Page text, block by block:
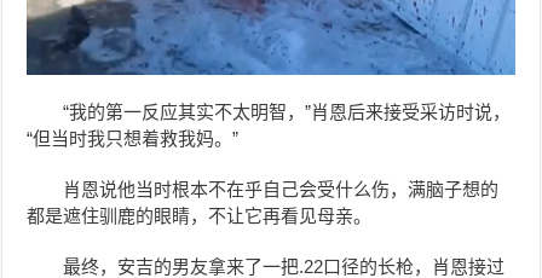
“我的第一反应其实不太明智，”肖恩后来接受采访时说，
“但当时我只想着救我妈。”
肖恩说他当时根本不在乎自己会受什么伤，满脑子想的
都是遮住驯鹿的眼睛，不让它再看见母亲。
最终，安吉的男友拿来了一把.22口径的长枪，肖恩接过